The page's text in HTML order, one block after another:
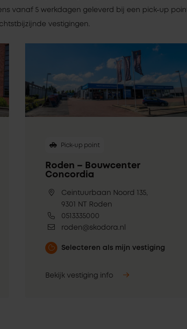
vanaf 5 werkdagen geleverd bij een pick-up
vestigingen.
Pick-up point
Roden – Bouwcenter
Concordia
Ceintuurbaan Noord 135,
9301 NT Roden
0513335000
roden@skodora.nl
Selecteren als mijn vestiging
Bekijk vestiging info